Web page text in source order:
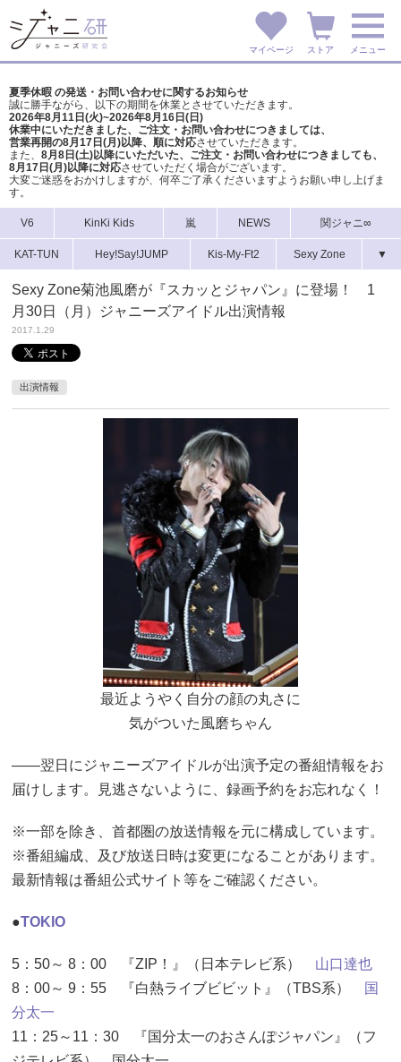
マイページ ストア メニュー
夏季休暇 の発送・お問い合わせに関するお知らせ
誠に勝手ながら、以下の期間を休業とさせていただきます。
2026年8月11日(火)~2026年8月16日(日)
休業中にいただきました、ご注文・お問い合わせにつきましては、
営業再開の8月17日(月)以降、順に対応させていただきます。
また、 8月8日(土)以降にいただいた、ご注文・ お問い合わせにつきましても、
8月17日(月)以降に対応させていただく場合がございます。
大変ご迷惑をおかけしますが、 何卒ご了承くださいますようお願い申し上げま
す。
V6 KinKi Kids 嵐 NEWS 関ジャニ∞
KAT-TUN Hey!Say!JUMP Kis-My-Ft2 Sexy Zone ▼
Sexy Zone菊池風磨が『スカッとジャパン』に登場！ 1
月30日（月）ジャニーズアイドル出演情報
2017.1.29
出演情報
最近ようやく自分の顔の丸さに
気がついた風磨ちゃん
――翌日にジャニーズアイドルが出演予定の番組情報をお
届けします。見逃さないように、録画予約をお忘れなく！
※一部を除き、首都圏の放送情報を元に構成しています。
※番組編成、及び放送日時は変更になることがあります。
最新情報は番組公式サイト等をご確認ください。
●TOKIO
5：50～ 8：00 『ZIP！』（日本テレビ系） 山口達也
8：00～ 9：55 『白熱ライブビビット』（TBS系）
国
分太一
11：25～11：30 『国分太一のおさんぽジャパン』（フ